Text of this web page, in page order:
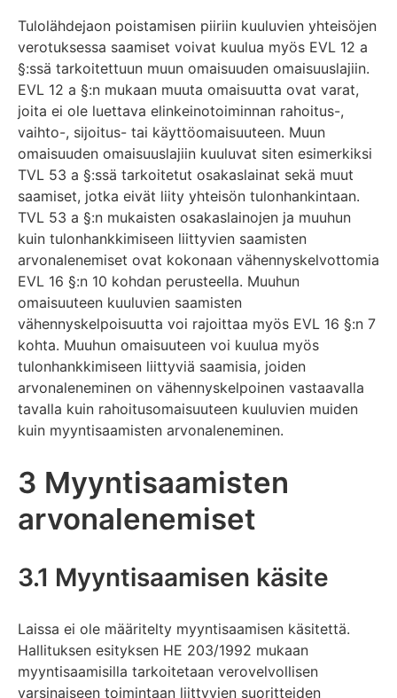
Tulolähdejaon poistamisen piiriin kuuluvien yhteisöjen
verotuksessa saamiset voivat kuulua myös EVL 12 a
§:ssä tarkoitettuun muun omaisuuden omaisuuslajiin.
EVL 12 a §:n mukaan muuta omaisuutta ovat varat,
joita ei ole luettava elinkeinotoiminnan rahoitus-,
vaihto-, sijoitus- tai käyttöomaisuuteen. Muun
omaisuuden omaisuuslajiin kuuluvat siten esimerkiksi
TVL 53 a §:ssä tarkoitetut osakaslainat sekä muut
saamiset, jotka eivät liity yhteisön tulonhankintaan.
TVL 53 a §:n mukaisten osakaslainojen ja muuhun
kuin tulonhankkimiseen liittyvien saamisten
arvonalenemiset ovat kokonaan vähennyskelvottomia
EVL 16 §:n 10 kohdan perusteella. Muuhun
omaisuuteen kuuluvien saamisten
vähennyskelpoisuutta voi rajoittaa myös EVL 16 §:n 7
kohta. Muuhun omaisuuteen voi kuulua myös
tulonhankkimiseen liittyviä saamisia, joiden
arvonaleneminen on vähennyskelpoinen vastaavalla
tavalla kuin rahoitusomaisuuteen kuuluvien muiden
kuin myyntisaamisten arvonaleneminen.
3 Myyntisaamisten
arvonalenemiset
3.1 Myyntisaamisen käsite
Laissa ei ole määritelty myyntisaamisen käsitettä.
Hallituksen esityksen HE 203/1992 mukaan
myyntisaamisilla tarkoitetaan verovelvollisen
varsinaiseen toimintaan liittyvien suoritteiden